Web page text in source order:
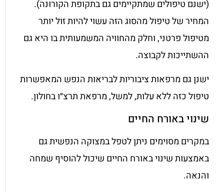
(ישנם טיפולים שמתקיימים גם בתקופת הקורונה).
המחיר של טיפול מהסוג הזה עשוי להיות זול יותר
מטיפול פרטני, וחלק מהחוויה המשמעותית בו היא גם
ההשתייכות לקבוצה.
ישנן גם מרפאות ציבוריות לבריאות הנפש המאפשרות
טיפול כזה ללא עלות, למשל, מרפאת תרצ״ו בחולון.
שינוי באורח החיים
במקרים מסוימים ניתן לטפל במצוקה הנפשית גם
באמצעות שינוי באורח החיים שיכול להוסיף שמחה
והנאה.